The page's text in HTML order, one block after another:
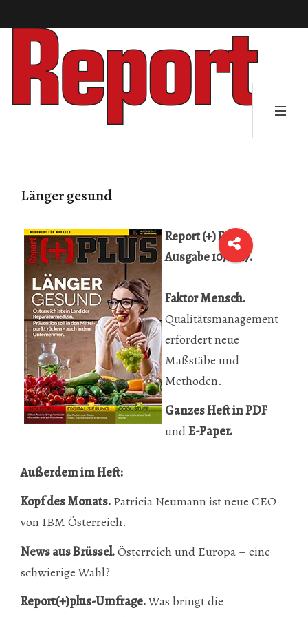
Länger gesund
Report (+) PLUS,
Ausgabe 10/2017.
Faktor Mensch.
Qualitätsmanagement
erfordert neue
Maßstäbe und
Methoden.
Ganzes Heft in PDF
undE-Paper.
Außerdem im Heft:
Kopf des Monats. Patricia Neumann ist neue CEO
von IBM Österreich.
News aus Brüssel.Österreich und Europa – eine
schwierige Wahl?
Report(+)plus-Umfrage.Was bringt die